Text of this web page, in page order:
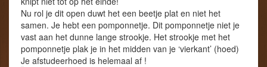
Nu rol je dit open duwt het een beetje plat en niet het
samen. Je hebt een pomponnetje. Dit pomponnetje niet je
vast aan het dunne lange strookje. Het strookje met het
pomponnetje plak je in het midden van je ‘vierkant’ (hoed)
Je afstudeerhoed is helemaal af !